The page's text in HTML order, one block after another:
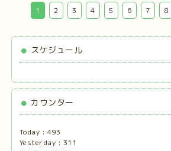
1 2 3 4 5 6 7 8
スケジュール
カウンター
Today : 493
Yesterday : 311